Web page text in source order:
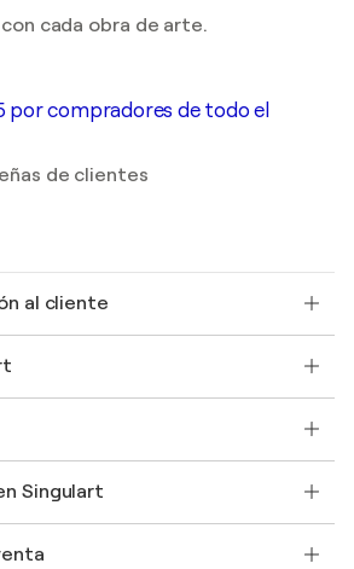
cada obra de arte.
por compradores de todo el
de clientes
al cliente
comercial
seleccionado
Singulart